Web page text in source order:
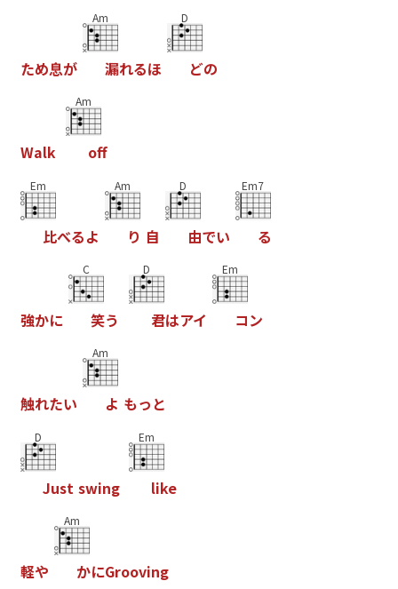
ため息が
Am
漏れるほ
D
どの
Walk
Am
of
Em
比べるよ
Am
り 自
D
由でい
Em7
る
強かに
C
笑う
D
君はアイ
Em
コン
触れたい
Am
よ もっ と
D
Just swing
Em
like
軽や
Am
かにGrooving